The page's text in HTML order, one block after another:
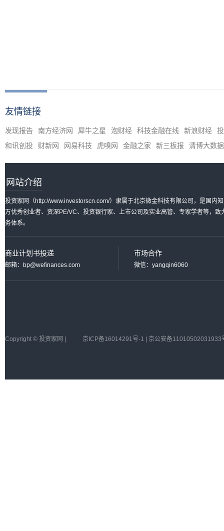
友情链接
发现报告 南方经济网 犀牛之星 泡财经 科技金融在线 新浪财经
和讯创投
财新网 网易科技 虎嗅网 金融之家 新三板报 清博大数据
网站介绍
投资家网（http://www.investorscn.com/）隶属于北京微金科技有限公司，是国内
万优秀创业者、资深PE/VC、投资银行家、上市公司及实业高管、专家学者等，
务体系。
商业计划书投递
邮箱：bp@wefinances.com
市场合作
微信：yangqin6060
Copyright © 投资家网 | 京ICP备16014291号-1 | 京公安备11010502031933